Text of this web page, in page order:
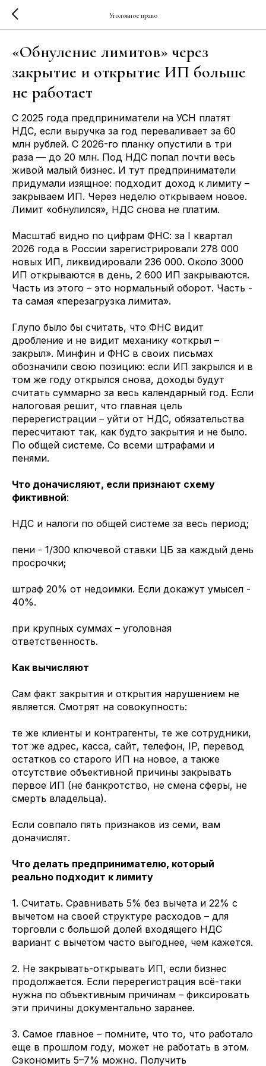
Уголовное право
«Обнуление лимитов» через
закрытие и открытие ИП больше
не работает
С 2025 года предприниматели на УСН платят
НДС, если выручка за год переваливает за 60
млн рублей. С 2026-го планку опустили в три
раза — до 20 млн. Под НДС попал почти весь
живой малый бизнес. И тут предприниматели
придумали изящное: подходит доход к лимиту –
закрываем ИП. Через неделю открываем новое.
Лимит «обнулился», НДС снова не платим.
Масштаб видно по цифрам ФНС: за I квартал
2026 года в России зарегистрировали 278 000
новых ИП, ликвидировали 236 000. Около 3000
ИП открываются в день, 2 600 ИП закрываются.
Часть из этого – это нормальный оборот. Часть -
та самая «перезагрузка лимита».
Глупо было бы считать, что ФНС видит
дробление и не видит механику «открыл –
закрыл». Минфин и ФНС в своих письмах
обозначили свою позицию: если ИП закрылся и в
том же году открылся снова, доходы будут
считать суммарно за весь календарный год. Если
налоговая решит, что главная цель
перерегистрации – уйти от НДС, обязательства
пересчитают так, как будто закрытия и не было.
По общей системе. Со всеми штрафами и
пенями.
Что доначисляют, если признают схему
фиктивной:
НДС и налоги по общей системе за весь период;
пени - 1/300 ключевой ставки ЦБ за каждый день
просрочки;
штраф 20% от недоимки. Если докажут умысел -
40%.
при крупных суммах – уголовная
ответственность.
Как вычисляют
Сам факт закрытия и открытия нарушением не
является. Смотрят на совокупность:
те же клиенты и контрагенты, те же сотрудники,
тот же адрес, касса, сайт, телефон, IP, перевод
остатков со старого ИП на новое, а также
отсутствие объективной причины закрывать
первое ИП (не банкротство, не смена сферы, не
смерть владельца).
Если совпало пять признаков из семи, вам
доначислят.
Что делать предпринимателю, который
реально подходит к лимиту
1. Считать. Сравнивать 5% без вычета и 22% с
вычетом на своей структуре расходов – для
торговли с большой долей входящего НДС
вариант с вычетом часто выгоднее, чем кажется.
2. Не закрывать-открывать ИП, если бизнес
продолжается. Если перерегистрация всё-таки
нужна по объективным причинам – фиксировать
эти причины документально заранее.
3. Самое главное – помните, что то, что работало
еще в прошлом году, может не работать в этом.
Сэкономить 5–7% можно. Получить